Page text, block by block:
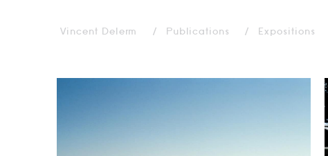
Vincent Delerm Publications Expositions